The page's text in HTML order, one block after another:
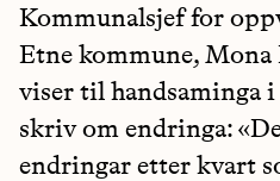
Kommunalsjef for
Etne kommune, Mona
viser til handsaminga
skriv om endringa:
endringar etter kvart